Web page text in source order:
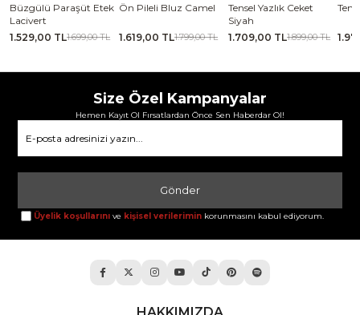
Büzgülü Paraşüt Etek
Lacivert
1.529,00 TL1.699,00 TL
Ön Pileli Bluz Camel
1.619,00 TL1.799,00 TL
Tensel Yazlık Ceket
Siyah
1.709,00 TL1.899,00 TL
Size Özel Kampanyalar
Hemen Kayıt Ol Fırsatlardan Önce Sen Haberdar Ol!
Gönder
Üyelik koşullarını ve kişisel verilerimin korunmasını kabul ediyorum.
HAKKIMIZDA